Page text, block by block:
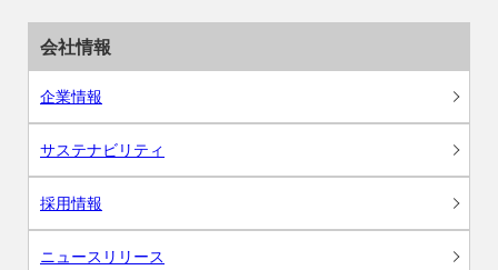
会社情報
企業情報
サステナビリティ
採用情報
ニュースリリース